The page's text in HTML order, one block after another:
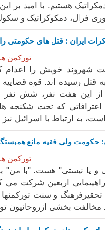
هستیم. با امید بر
فرال، دمکوکراتیک و سکولر
تورکمن
جمهوری اسلامی، امروز شنبه ۱۲ مهر ۱۴۰۴، هفت
به قتل رسیده اند. قوه
از این هفت نفر، شش نفر
اعترافاتی که تحت شکنجه
تورکمن
و یا نیستی" هست. "با من"
اربعین شرکت می
و سنت